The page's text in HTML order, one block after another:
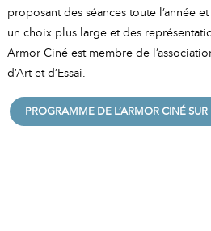
proposant des séances toute l’année
un choix plus large et des
Armor Ciné est membre de
d’Art et d’Essai.
PROGRAMME DE L’ARMOR CINÉ